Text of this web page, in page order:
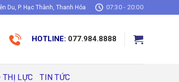
Du, P. Hạc Thành, Thanh Hóa 07:30 - 20:00
HOTLINE: 077.984.8888
THỊ LỰC TIN TỨC